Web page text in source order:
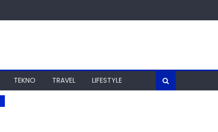
TEKNO TRAVEL LIFESTYLE